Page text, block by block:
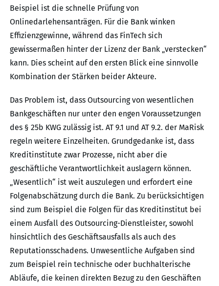
Beispiel ist die schnelle Prüfung von
Onlinedarlehensanträgen. Für die Bank winken
Effizienzgewinne, während das FinTech sich
gewissermaßen hinter der Lizenz der Bank „verstecken“
kann. Dies scheint auf den ersten Blick eine sinnvolle
Kombination der Stärken beider Akteure.
Das Problem ist, dass Outsourcing von wesentlichen
Bankgeschäften nur unter den engen Voraussetzungen
des § 25b KWG zulässig ist. AT 9.1 und AT 9.2. der MaRisk
regeln weitere Einzelheiten. Grundgedanke ist, dass
Kreditinstitute zwar Prozesse, nicht aber die
geschäftliche Verantwortlichkeit auslagern können.
„Wesentlich“ ist weit auszulegen und erfordert eine
Folgenabschätzung durch die Bank. Zu berücksichtigen
sind zum Beispiel die Folgen für das Kreditinstitut bei
einem Ausfall des Outsourcing-Dienstleister, sowohl
hinsichtlich des Geschäftsausfalls als auch des
Reputationsschadens. Unwesentliche Aufgaben sind
zum Beispiel rein technische oder buchhalterische
Abläufe, die keinen direkten Bezug zu den Geschäften